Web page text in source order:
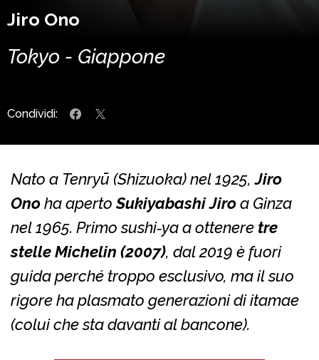
Jiro Ono
Tokyo - Giappone
Condividi:
Nato a Tenryū (Shizuoka) nel 1925,Jiro
Onoha apertoSukiyabashi Jiroa Ginza
nel 1965. Primo sushi‐ya a ottenere tre
stelle Michelin (2007), dal 2019 è fuori
guida perché troppo esclusivo, ma il suo
rigore ha plasmato generazioni di itamae
(colui che sta davanti al bancone).